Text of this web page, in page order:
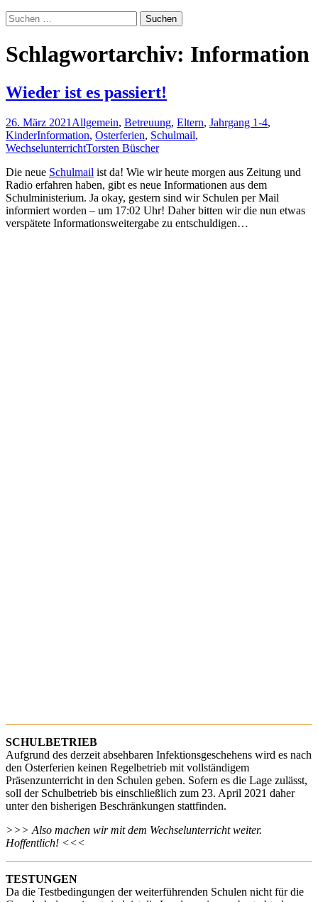
Suchen
nach:
Schlagwortarchiv: Information
Wieder ist es passiert!
26. März 2021 Allgemein, Betreuung, Eltern, Jahrgang 1-4,
KinderInformation, Osterferien, Schulmail,
WechselunterrichtTorsten Büscher
Die neue Schulmail ist da! Wie wir heute morgen aus Zeitung und
Radio erfahren haben, gibt es neue Informationen aus dem
Schulministerium. Ja okay, gestern sind wir Schulen per Mail
informiert worden – um 17:02 Uhr! Daher bitten wir die nun etwas
verspätete Informationsweitergabe zu entschuldigen…
SCHULBETRIEB
Aufgrund des derzeit absehbaren Infektionsgeschehens wird es nach
den Osterferien keinen Regelbetrieb mit vollständigem
Präsenzunterricht in den Schulen geben. Sofern es die Lage zulässt,
soll der Schulbetrieb bis einschließlich zum 23. April 2021 daher
unter den bisherigen Beschränkungen stattfinden.
>>> Also machen wir mit dem Wechselunterricht weiter.
Hoffentlich! <<<
TESTUNGEN
Da die Testbedingungen der weiterführenden Schulen nicht für die